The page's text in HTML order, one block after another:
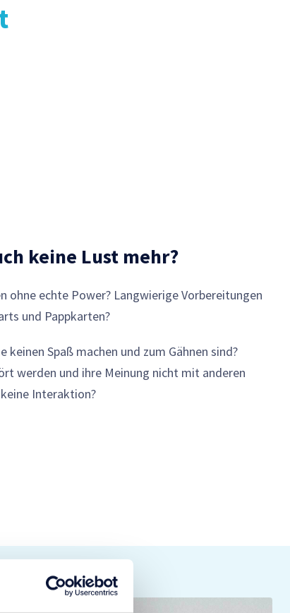
keine Lust mehr?
ohne echte Power? Langwierige Vorbereitungen
und Pappkarten?
keinen Spaß machen und zum Gähnen sind?
werden und ihre Meinung nicht mit anderen
Interaktion?